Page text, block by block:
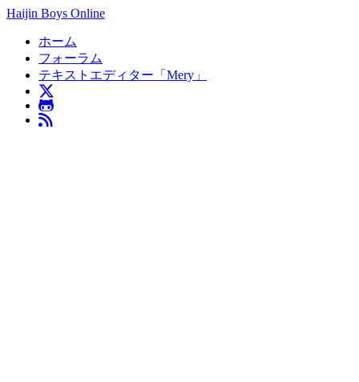
Haijin Boys Online
ホーム
フォーラム
テキストエディター「Mery」